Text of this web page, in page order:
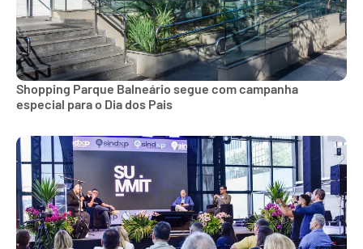
Shopping Parque Balneário segue com campanha
especial para o Dia dos Pais